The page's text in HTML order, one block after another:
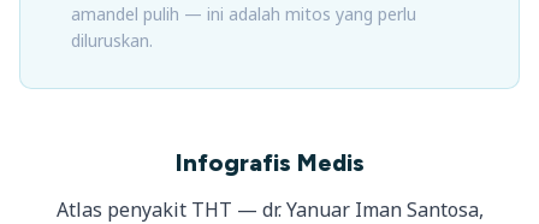
amandel pulih — ini adalah mitos yang perlu
diluruskan.
Infografis Medis
Atlas penyakit THT — dr. Yanuar Iman Santosa,